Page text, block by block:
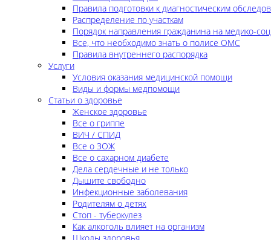
Правила подготовки к диагностическим
Распределение по участкам
Порядок направления гражданина на медико-
Все, что необходимо знать о полисе ОМС
Правила внутреннего распорядка
Услуги
Условия оказания медицинской помощи
Виды и формы медпомощи
Статьи о здоровье
Женское здоровье
Все о гриппе
ВИЧ / СПИД
Все о ЗОЖ
Все о сахарном диабете
Дела сердечные и не только
Дышите свободно
Инфекционные заболевания
Родителям о детях
Стоп - туберкулез
Как алкоголь влияет на организм